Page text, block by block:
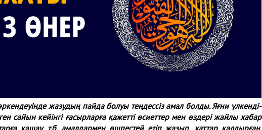
жазудың пайда болуы теңдессіз амал болды. Яғни үлкенді-
сайын кейінгі ғасырларға қажетті өсиеттер мен өздері жайлы хабар